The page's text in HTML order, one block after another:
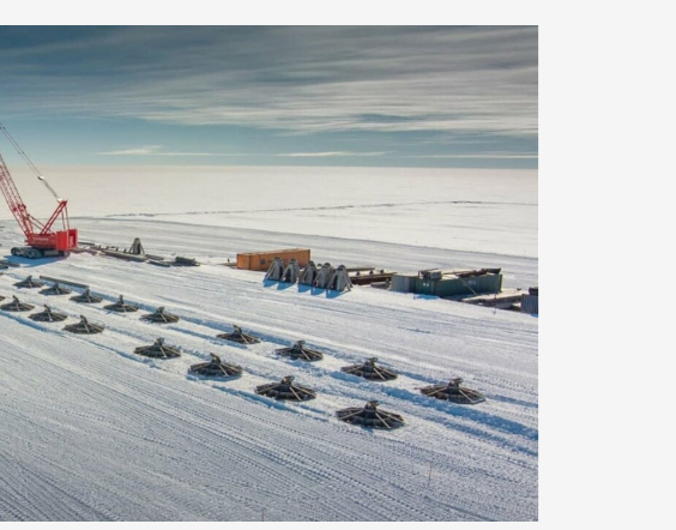
№9, 2023 Арктическое обозрение, №8, 2022 Арктическое обозрение,